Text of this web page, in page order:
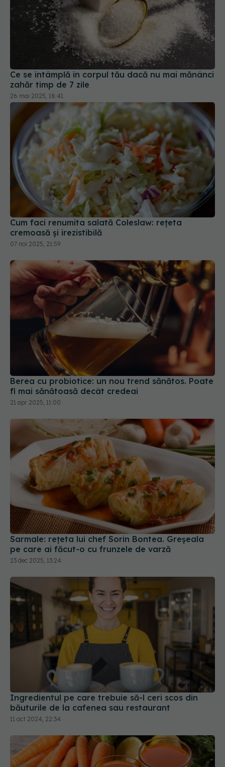
Ce se întâmplă în corpul tău dacă nu mai mănânci
zahăr timp de 7 zile
26 mai 2025, 18:41
Cum faci renumita salată Coleslaw: rețeta
cremoasă și irezistibilă
07 noi 2025, 21:59
Berea cu probiotice: un nou trend sănătos. Poate
fi mai sănătoasă decât credeai
21 apr 2025, 11:00
Sarmale: rețeta lui chef Sorin Bontea. Greșeala
pe care ai făcut-o cu frunzele de varză
23 dec 2025, 13:24
Ingredientul pe care trebuie să-l ceri scos din
băuturile de la cafenea sau restaurant
11 oct 2024, 22:34